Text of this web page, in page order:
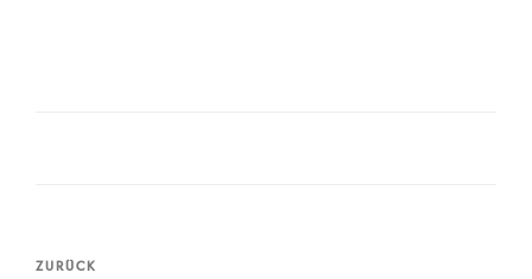
Beitragsnavigation
Vorheriger
ZURÜCK